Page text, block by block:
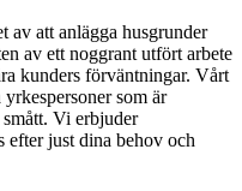
av att anlägga husgrunder
av ett noggrant utfört arbete
kunders förväntningar. Vårt
som är
Vi erbjuder
efter just dina behov och